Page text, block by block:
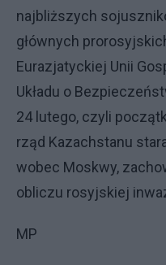
najbliższych
głównych
Eurazjatyckiej Unii
Układu o
24 lutego, czyli
rząd Kazachstanu
wobec Moskwy,
obliczu rosyjskiej
MP